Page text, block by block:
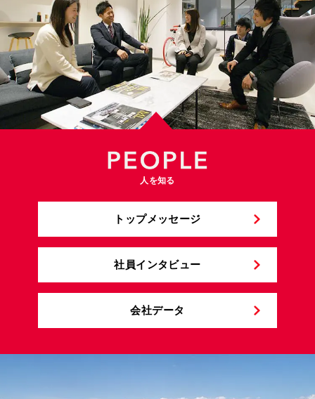
人を知る
トップメッセージ
社員インタビュー
会社データ